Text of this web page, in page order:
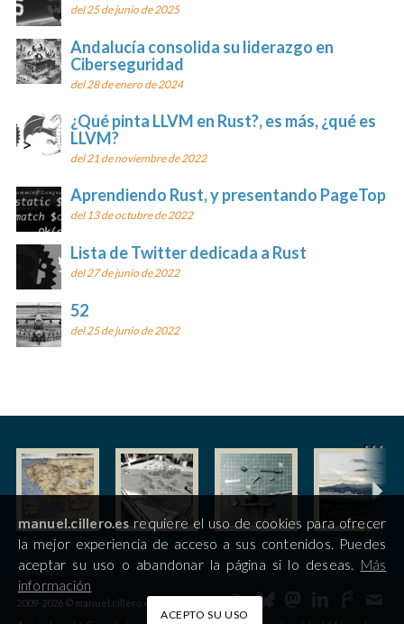
del 25 de junio de 2025
Andalucía consolida su liderazgo en
Ciberseguridad
del 28 de enero de 2024
¿Qué pinta LLVM en Rust?, es más, ¿qué es
LLVM?
del 21 de noviembre de 2022
Aprendiendo Rust, y presentando PageTop
del 13 de octubre de 2022
Lista de Twitter dedicada a Rust
del 27 de junio de 2022
52
del 25 de junio de 2022
2009-2026 © manuel.cillero.es
manuel.cillero.esrequiere el uso de cookies para ofrecer
la mejor experiencia de acceso a sus contenidos. Puedes
aceptar su uso o abandonar la página si lo deseas. Más
información
ACEPTO SU USO